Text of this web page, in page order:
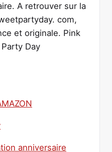
A retrouver sur la
com,
et originale. Pink
Day
anniversaire